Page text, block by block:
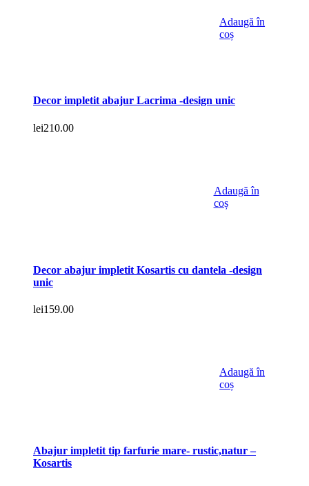
Adaugă în
coș
Decor impletit abajur Lacrima -design unic
lei210.00
Adaugă în
coș
Decor abajur impletit Kosartis cu dantela -design
unic
lei159.00
Adaugă în
coș
Abajur impletit tip farfurie mare- rustic,natur –
Kosartis